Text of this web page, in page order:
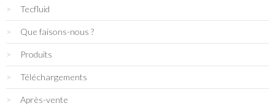
Tecfluid
Que faisons-nous ?
Produits
Téléchargements
Après-vente